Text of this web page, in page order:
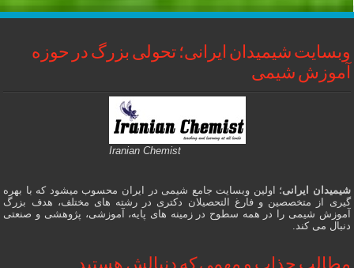
وبسایت شیمیدان ایرانی؛ تحولی بزرگ در حوزه
آموزش شیمی
Iranian Chemist
شیمیدان ایرانی؛ اولین وبسایت جامع شیمی در ایران محسوب میشود که با بهره
گیری از متخصصین و فارغ التحصیلان دکتری در رشته های مختلف، هدف بزرگ
آموزش شیمی را در همه سطوح در زمینه های پایه، آموزشی، پژوهشی و صنعتی
دنبال می کند.